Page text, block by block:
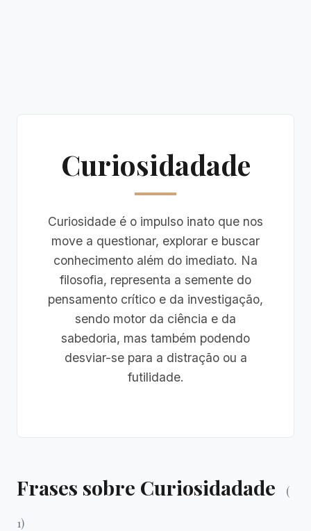
Curiosidadade
Curiosidade é o impulso inato que nos
move a questionar, explorar e buscar
conhecimento além do imediato. Na
filosofia, representa a semente do
pensamento crítico e da investigação,
sendo motor da ciência e da
sabedoria, mas também podendo
desviar-se para a distração ou a
futilidade.
Frases sobre Curiosidadade (
1)